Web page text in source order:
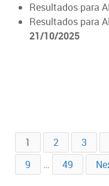
Resultados para
Resultados para
21/10/2025
1 2 3
9
… 49